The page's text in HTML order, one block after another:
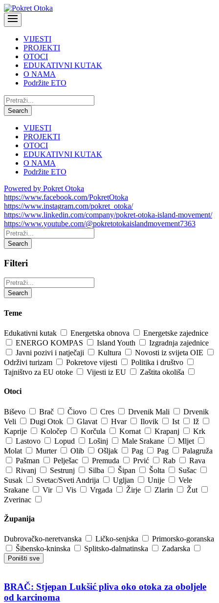
VIJESTI
PROJEKTI
OTOCI
EDUKATIVNI KUTAK
O NAMA
Podržite ETO
Pretraži:
Search
VIJESTI
PROJEKTI
OTOCI
EDUKATIVNI KUTAK
O NAMA
Podržite ETO
Powered by Pokret Otoka
https://www.facebook.com/PokretOtoka
https://www.instagram.com/pokret_otoka/
https://www.linkedin.com/company/pokret-otoka-island-movement/
https://www.youtube.com/@pokretotokaislandmovement7363
Pretraži:
Search
Filteri
Pretraži:
Search
Teme
Edukativni kutak Energetska obnova
Energetske zajednice
ENERGO KOMPAS
Island Youth
Izgradnja zajednice
Javni pozivi i natječaji
Kultura
Novosti iz svijeta OIE
Održivi turizam
Pokretove vijesti
Politika i društvo
Tajništvo za EU otoke
Vijesti iz EU Zaštita okoliša
Otoci
Biševo Brač Čiovo Cres Drvenik Mali
Drvenik
Veli
Dugi Otok Glavat Hvar Ilovik Ist
Iž
Kaprije
Koločep Korčula Kornat Krapanj
Krk
Lastovo
Lopud Lošinj Male Srakane
Mljet
Molat
Murter Olib Ošljak Pag Pag
Palagruža
Pašman
Pelješac Premuda Prvić Rab
Rava
Rivanj
Sestrunj Silba Šipan Šolta
Sušac
Susak
Svetac/Sveti Andrija Ugljan Unije
Vele
Srakane
Vir Vis Vrgada Žirje Zlarin
Žut
Zverinac
Županija
Dubrovačko-neretvanska Ličko-senjska
Primorsko-goranska
Šibensko-kninska
Splitsko-dalmatinska Zadarska
Poništi sve
BRAČ: Stjepan Lukšić pliva oko otoka za oboljele
od karcinoma